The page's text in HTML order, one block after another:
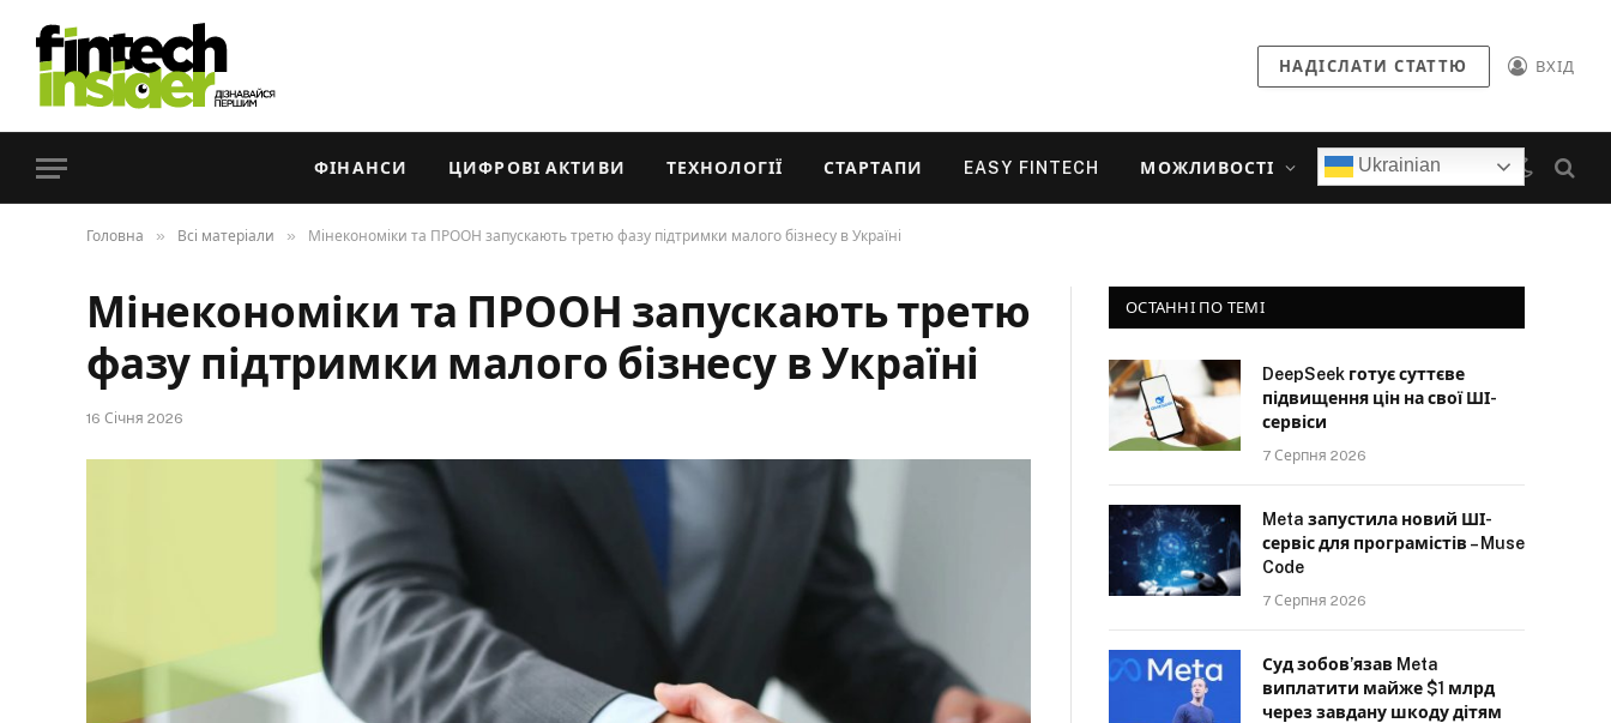
НАДІСЛАТИ СТАТТЮ ВХІД
ФІНАНСИ ЦИФРОВІ АКТИВИ ТЕХНОЛОГІЇ СТАРТАПИ EASY FINTECH МОЖЛИВОСТІ Ukrainian
Головна » Всі матеріали » Мінекономіки та ПРООН запускають третю фазу підтримки малого бізнесу в Україні
Мінекономіки та ПРООН запускають третю
фазу підтримки малого бізнесу в Україні
16 Січня 2026
ОСТАННІ ПО ТЕМІ
DeepSeek готує суттєве
підвищення цін на свої ШІ-
сервіси
7 Серпня 2026
Meta запустила новий ШІ-
сервіс для програмістів – Muse
Code
7 Серпня 2026
Суд зобов’язав Meta
виплатити майже $1 млрд
через завдану шкоду дітям